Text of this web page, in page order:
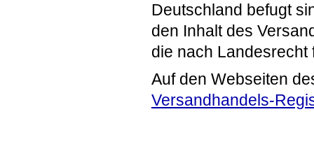
Deutschland befugt
den Inhalt des
die nach Landesrecht
Auf den Webseiten
Versandhandels-